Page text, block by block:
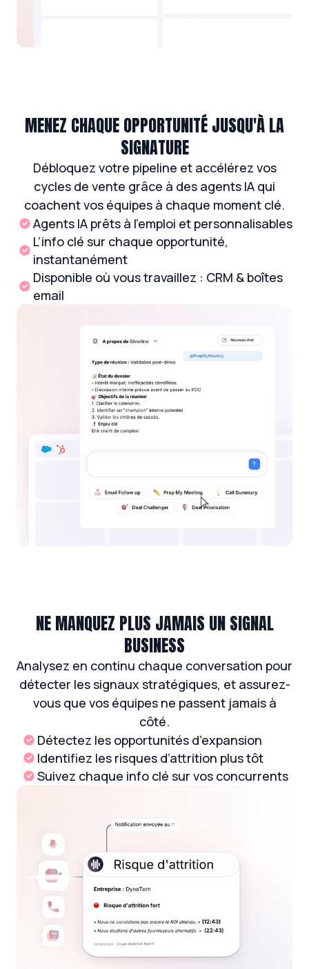
MENEZ CHAQUE OPPORTUNITÉ JUSQU'À LA
SIGNATURE
Débloquez votre pipeline et accélérez vos
cycles de vente grâce à des agents IA qui
coachent vos équipes à chaque moment clé.
Agents IA prêts à l’emploi et personnalisables
L’info clé sur chaque opportunité,
instantanément
Disponible où vous travaillez : CRM & boîtes
email
NE MANQUEZ PLUS JAMAIS UN SIGNAL
BUSINESS
Analysez en continu chaque conversation pour
détecter les signaux stratégiques, et assurez-
vous que vos équipes ne passent jamais à
côté.
Détectez les opportunités d’expansion
Identifiez les risques d’attrition plus tôt
Suivez chaque info clé sur vos concurrents